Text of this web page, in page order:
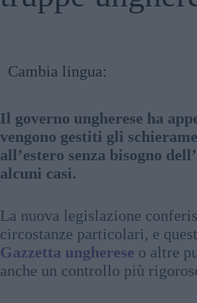
Cambia lingua:
Il governo ungherese ha
vengono gestiti gli
all’estero senza bisogno
alcuni casi.
La nuova legislazione
circostanze particolari, e
Gazzetta ungherese o altre
anche un controllo più